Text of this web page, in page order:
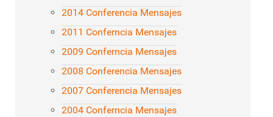
2014 Conferencia Mensajes
2011 Conferncia Mensajes
2009 Conferncia Mensajes
2008 Conferencia Mensajes
2007 Conferencia Mensajes
2004 Conferncia Mensajes